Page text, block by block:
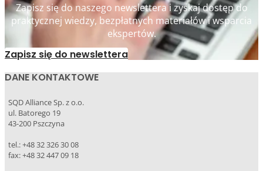
Zapisz się do naszego newslettera i zyskaj dostęp do
praktycznej wiedzy, bezpłatnych materiałów i wsparcia
ekspertów.
Zapisz się do newslettera
DANE KONTAKTOWE
SQD Alliance Sp. z o.o.
ul. Batorego 19
43-200 Pszczyna
tel.: +48 32 326 30 08
fax: +48 32 447 09 18